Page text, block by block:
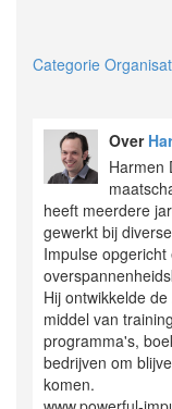
Categorie
Over
Harmen
heeft meerdere
gewerkt bij
Impulse
Hij ontwikkelde
middel van
programma's,
bedrijven om
komen.